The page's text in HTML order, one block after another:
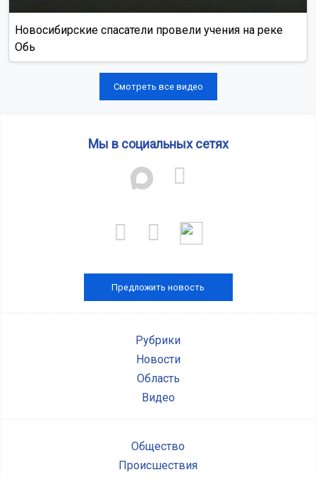
Новосибирские спасатели провели учения на реке
Обь
Смотреть все видео
Мы в социальных сетях
Предложить новость
Рубрики
Новости
Область
Видео
Общество
Происшествия